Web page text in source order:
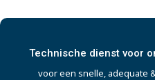
Technische dienst voor
voor een snelle, adequate